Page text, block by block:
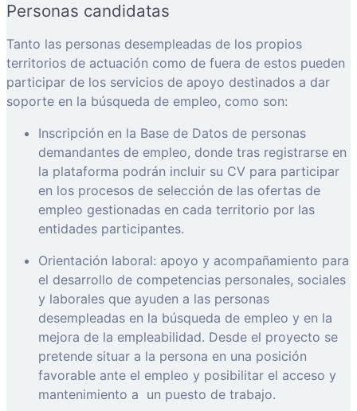
Personas candidatas
Tanto las personas desempleadas de los propios
territorios de actuación como de fuera de estos pueden
participar de los servicios de apoyo destinados a dar
soporte en la búsqueda de empleo, como son:
Inscripción en la Base de Datos de personas
demandantes de empleo, donde tras registrarse en
la plataforma podrán incluir su CV para participar
en los procesos de selección de las ofertas de
empleo gestionadas en cada territorio por las
entidades participantes.
Orientación laboral: apoyo y acompañamiento para
el desarrollo de competencias personales, sociales
y laborales que ayuden a las personas
desempleadas en la búsqueda de empleo y en la
mejora de la empleabilidad. Desde el proyecto se
pretende situar a la persona en una posición
favorable ante el empleo y posibilitar el acceso y
mantenimiento a un puesto de trabajo.